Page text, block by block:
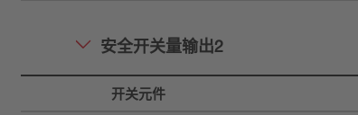
安全开关量输出2
开关元件